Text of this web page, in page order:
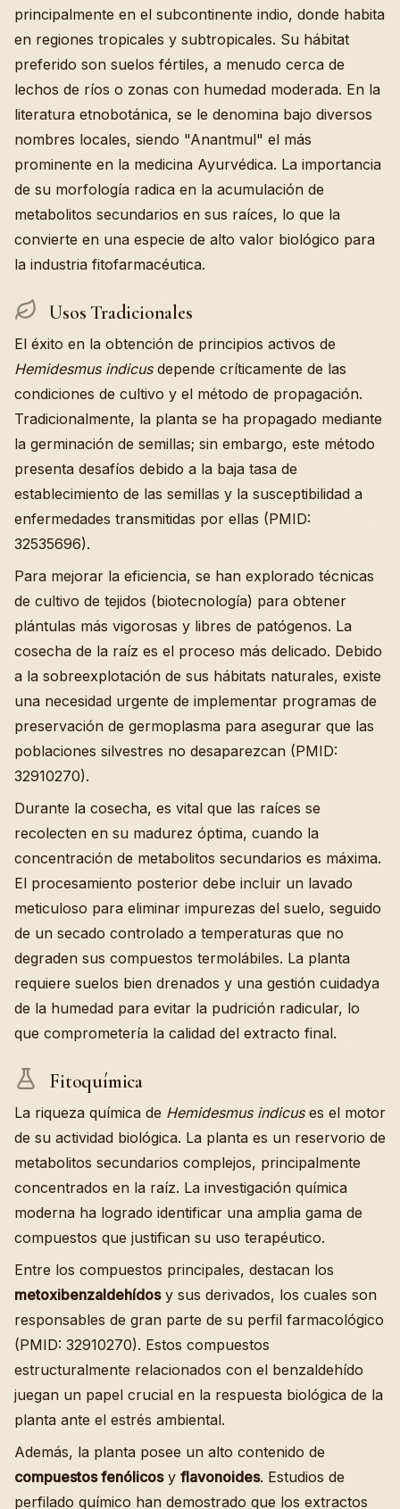
principalmente en el subcontinente indio, donde habita
en regiones tropicales y subtropicales. Su hábitat
preferido son suelos fértiles, a menudo cerca de
lechos de ríos o zonas con humedad moderada. En la
literatura etnobotánica, se le denomina bajo diversos
nombres locales, siendo "Anantmul" el más
prominente en la medicina Ayurvédica. La importancia
de su morfología radica en la acumulación de
metabolitos secundarios en sus raíces, lo que la
convierte en una especie de alto valor biológico para
la industria fitofarmacéutica.
Usos Tradicionales
El éxito en la obtención de principios activos de
Hemidesmus indicusdepende críticamente de las
condiciones de cultivo y el método de propagación.
Tradicionalmente, la planta se ha propagado mediante
la germinación de semillas; sin embargo, este método
presenta desafíos debido a la baja tasa de
establecimiento de las semillas y la susceptibilidad a
enfermedades transmitidas por ellas (PMID:
32535696).
Para mejorar la eficiencia, se han explorado técnicas
de cultivo de tejidos (biotecnología) para obtener
plántulas más vigorosas y libres de patógenos. La
cosecha de la raíz es el proceso más delicado. Debido
a la sobreexplotación de sus hábitats naturales, existe
una necesidad urgente de implementar programas de
preservación de germoplasma para asegurar que las
poblaciones silvestres no desaparezcan (PMID:
32910270).
Durante la cosecha, es vital que las raíces se
recolecten en su madurez óptima, cuando la
concentración de metabolitos secundarios es máxima.
El procesamiento posterior debe incluir un lavado
meticuloso para eliminar impurezas del suelo, seguido
de un secado controlado a temperaturas que no
degraden sus compuestos termolábiles. La planta
requiere suelos bien drenados y una gestión cuidadya
de la humedad para evitar la pudrición radicular, lo
que comprometería la calidad del extracto final.
Fitoquímica
La riqueza química de Hemidesmus indicuses el motor
de su actividad biológica. La planta es un reservorio de
metabolitos secundarios complejos, principalmente
concentrados en la raíz. La investigación química
moderna ha logrado identificar una amplia gama de
compuestos que justifican su uso terapéutico.
Entre los compuestos principales, destacan los
metoxibenzaldehídosy sus derivados, los cuales son
responsables de gran parte de su perfil farmacológico
(PMID: 32910270). Estos compuestos
estructuralmente relacionados con el benzaldehído
juegan un papel crucial en la respuesta biológica de la
planta ante el estrés ambiental.
Además, la planta posee un alto contenido de
compuestos fenólicosy flavonoides. Estudios de
perfilado químico han demostrado que los extractos